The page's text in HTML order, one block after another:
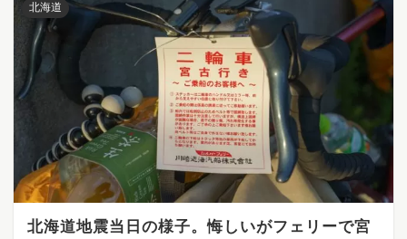
北海道
北海道地震当日の様子。悔しいがフェリーで宮